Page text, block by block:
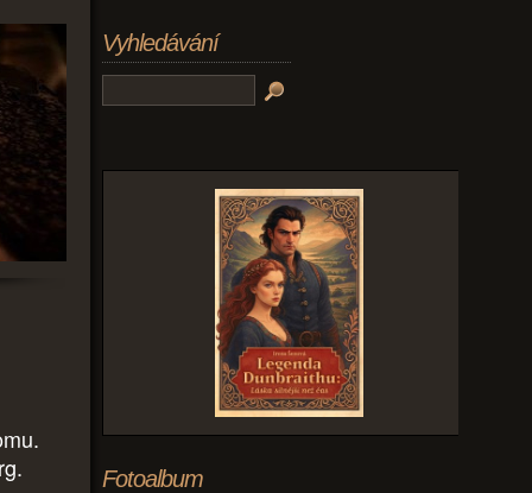
Vyhledávání
Fotoalbum